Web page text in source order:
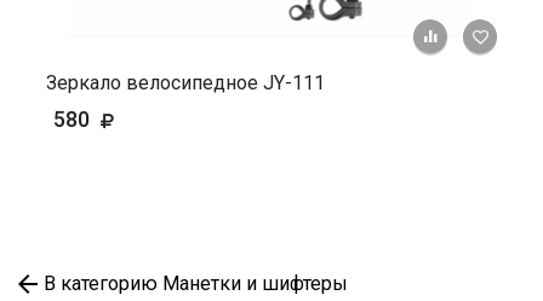
+ К
Зеркало велосипедное JY-111
580
В категорию Манетки и шифтеры